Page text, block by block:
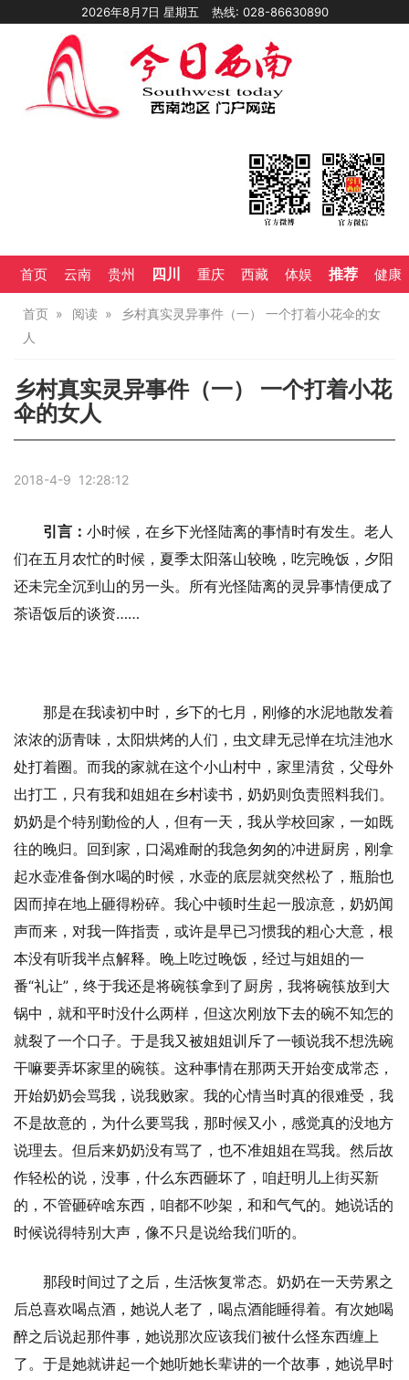
2026年8月7日 星期五 热线: 028-86630890
首页 云南 贵州 四川 重庆 西藏 体娱 推荐 健康
首页 阅读
乡村真实灵异事件（一） 一个打着小花伞的女
人
乡村真实灵异事件（一） 一个打着小花
伞的女人
2018-4-9 12:28:12
引言： 小时候，在乡下光怪陆离的事情时有发生。老人
们在五月农忙的时候，夏季太阳落山较晚，吃完晚饭，夕阳
还未完全沉到山的另一头。所有光怪陆离的灵异事情便成了
茶语饭后的谈资……
那是在我读初中时，乡下的七月，刚修的水泥地散发着
浓浓的沥青味，太阳烘烤的人们，虫文肆无忌惮在坑洼池水
处打着圈。而我的家就在这个小山村中，家里清贫，父母外
出打工，只有我和姐姐在乡村读书，奶奶则负责照料我们。
奶奶是个特别勤俭的人，但有一天，我从学校回家，一如既
往的晚归。回到家，口渴难耐的我急匆匆的冲进厨房，刚拿
起水壶准备倒水喝的时候，水壶的底层就突然松了，瓶胎也
因而掉在地上砸得粉碎。我心中顿时生起一股凉意，奶奶闻
声而来，对我一阵指责，或许是早已习惯我的粗心大意，根
本没有听我半点解释。晚上吃过晚饭，经过与姐姐的一
番“礼让”，终于我还是将碗筷拿到了厨房，我将碗筷放到大
锅中，就和平时没什么两样，但这次刚放下去的碗不知怎的
就裂了一个口子。于是我又被姐姐训斥了一顿说我不想洗碗
干嘛要弄坏家里的碗筷。这种事情在那两天开始变成常态，
开始奶奶会骂我，说我败家。我的心情当时真的很难受，我
不是故意的，为什么要骂我，那时候又小，感觉真的没地方
说理去。但后来奶奶没有骂了，也不准姐姐在骂我。然后故
作轻松的说，没事，什么东西砸坏了，咱赶明儿上街买新
的，不管砸碎啥东西，咱都不吵架，和和气气的。她说话的
时候说得特别大声，像不只是说给我们听的。
那段时间过了之后，生活恢复常态。奶奶在一天劳累之
后总喜欢喝点酒，她说人老了，喝点酒能睡得着。有次她喝
醉之后说起那件事，她说那次应该我们被什么怪东西缠上
了。于是她就讲起一个她听她长辈讲的一个故事，她说早时